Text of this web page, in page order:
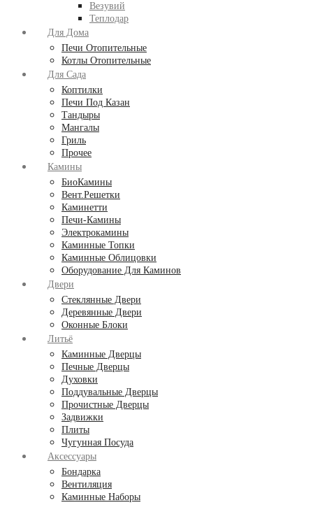
Везувий
Теплодар
Для Дома
Печи Отопительные
Котлы Отопительные
Для Сада
Коптилки
Печи Под Казан
Тандыры
Мангалы
Гриль
Прочее
Камины
БиоКамины
Вент.Решетки
Каминетти
Печи-Камины
Электрокамины
Каминные Топки
Каминные Облицовки
Оборудование Для Каминов
Двери
Стеклянные Двери
Деревянные Двери
Оконные Блоки
Литьё
Каминные Дверцы
Печные Дверцы
Духовки
Поддувальные Дверцы
Прочистные Дверцы
Задвижки
Плиты
Чугунная Посуда
Аксессуары
Бондарка
Вентиляция
Каминные Наборы